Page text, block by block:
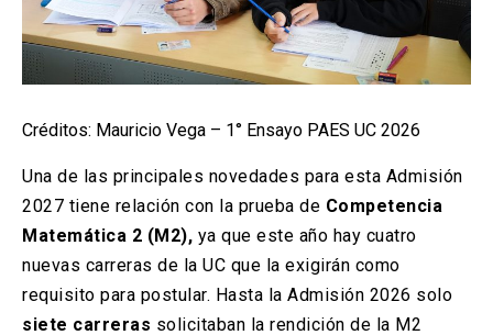
Créditos: Mauricio Vega – 1° Ensayo PAES UC 2026
Una de las principales novedades para esta Admisión
2027 tiene relación con la prueba de Competencia
Matemática 2 (M2), ya que este año hay cuatro
nuevas carreras de la UC que la exigirán como
requisito para postular. Hasta la Admisión 2026 solo
siete carreras solicitaban la rendición de la M2